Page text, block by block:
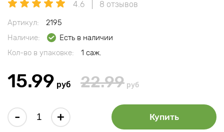
4.6 8 отзывов
Артикул:
2195
Наличие:
Есть в наличии
Кол-во в упаковке:
1 саж.
15.99 руб 22.99 руб
- + Купить